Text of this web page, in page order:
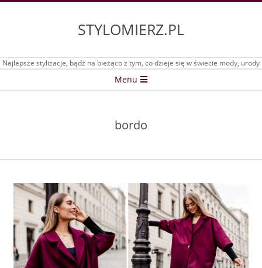
STYLOMIERZ.PL
Najlepsze stylizacje, bądź na bieżąco z tym, co dzieje się w świecie mody, urody
Menu
bordo